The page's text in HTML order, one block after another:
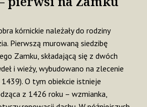
kórnickie należały do rodziny
Pierwszą murowaną siedzibę
Zamku, składającą się z dwóch
i wieży, wybudowano na zlecenie
1439). O tym obiekcie istnieje
z 1426 roku – wzmianka,